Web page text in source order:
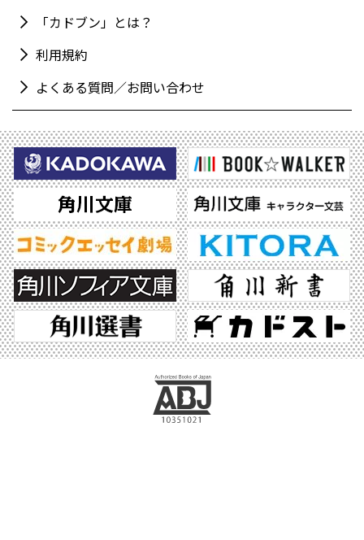
「カドブン」とは？
利用規約
よくある質問／お問い合わせ